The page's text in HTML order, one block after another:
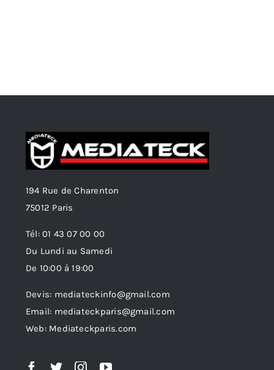
194 Rue de Charenton
75012 Paris
Tél: 01 43 07 00 00
Du Lundi au Samedi
De 10:00 à 19:00
Devis: mediateckinfo@gmail.com
Email: mediateckparis@gmail.com
Web: Mediateckparis.com